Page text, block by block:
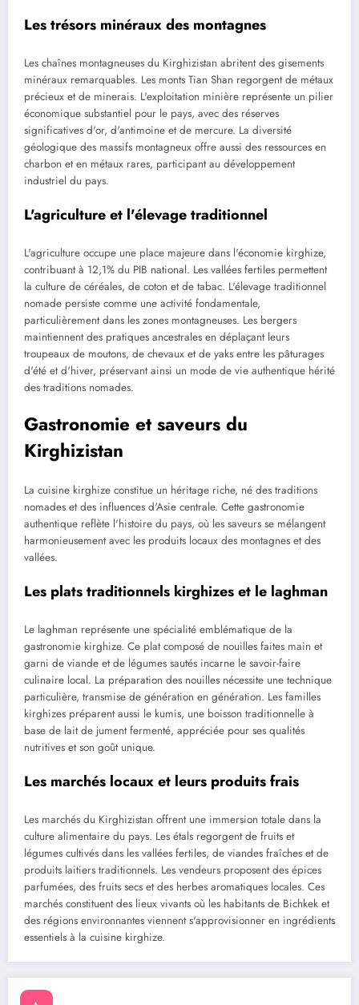
Les trésors minéraux des montagnes
Les chaînes montagneuses du Kirghizistan abritent des gisements
minéraux remarquables. Les monts Tian Shan regorgent de métaux
précieux et de minerais. L'exploitation minière représente un pilier
économique substantiel pour le pays, avec des réserves
significatives d'or, d'antimoine et de mercure. La diversité
géologique des massifs montagneux offre aussi des ressources en
charbon et en métaux rares, participant au développement
industriel du pays.
L'agriculture et l'élevage traditionnel
L'agriculture occupe une place majeure dans l'économie kirghize,
contribuant à 12,1% du PIB national. Les vallées fertiles permettent
la culture de céréales, de coton et de tabac. L'élevage traditionnel
nomade persiste comme une activité fondamentale,
particulièrement dans les zones montagneuses. Les bergers
maintiennent des pratiques ancestrales en déplaçant leurs
troupeaux de moutons, de chevaux et de yaks entre les pâturages
d'été et d'hiver, préservant ainsi un mode de vie authentique hérité
des traditions nomades.
Gastronomie et saveurs du
Kirghizistan
La cuisine kirghize constitue un héritage riche, né des traditions
nomades et des influences d'Asie centrale. Cette gastronomie
authentique reflète l'histoire du pays, où les saveurs se mélangent
harmonieusement avec les produits locaux des montagnes et des
vallées.
Les plats traditionnels kirghizes et le laghman
Le laghman représente une spécialité emblématique de la
gastronomie kirghize. Ce plat composé de nouilles faites main et
garni de viande et de légumes sautés incarne le savoir-faire
culinaire local. La préparation des nouilles nécessite une technique
particulière, transmise de génération en génération. Les familles
kirghizes préparent aussi le kumis, une boisson traditionnelle à
base de lait de jument fermenté, appréciée pour ses qualités
nutritives et son goût unique.
Les marchés locaux et leurs produits frais
Les marchés du Kirghizistan offrent une immersion totale dans la
culture alimentaire du pays. Les étals regorgent de fruits et
légumes cultivés dans les vallées fertiles, de viandes fraîches et de
produits laitiers traditionnels. Les vendeurs proposent des épices
parfumées, des fruits secs et des herbes aromatiques locales. Ces
marchés constituent des lieux vivants où les habitants de Bichkek et
des régions environnantes viennent s'approvisionner en ingrédients
essentiels à la cuisine kirghize.